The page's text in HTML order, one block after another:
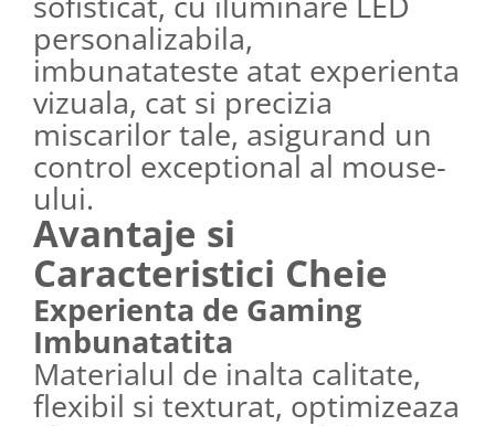
personalizabila,
imbunatateste atat experienta
vizuala, cat si precizia
miscarilor tale, asigurand un
control exceptional al mouse-
ului.
Avantaje si
Caracteristici Cheie
Experienta de Gaming
Imbunatatita
Materialul de inalta calitate,
flexibil si texturat, optimizeaza